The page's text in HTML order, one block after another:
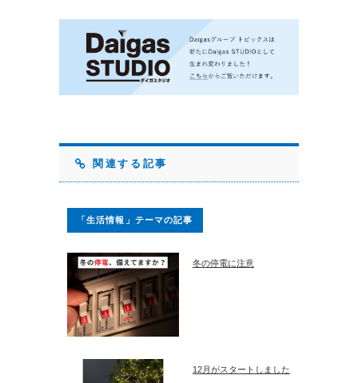
関連する記事
「生活情報」テーマの記事
冬の停電に注意
12月がスタートしました